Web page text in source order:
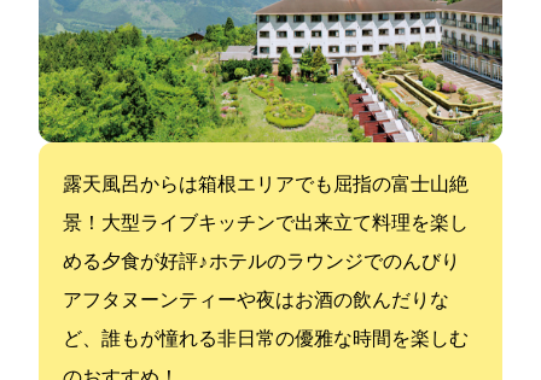
露天風呂からは箱根エリアでも屈指の富士山絶
景！大型ライブキッチンで出来立て料理を楽し
める夕食が好評♪ ホテルのラウンジでのんびり
アフタヌーンティーや夜はお酒の飲んだりな
ど、誰もが憧れる非日常の優雅な時間を楽しむ